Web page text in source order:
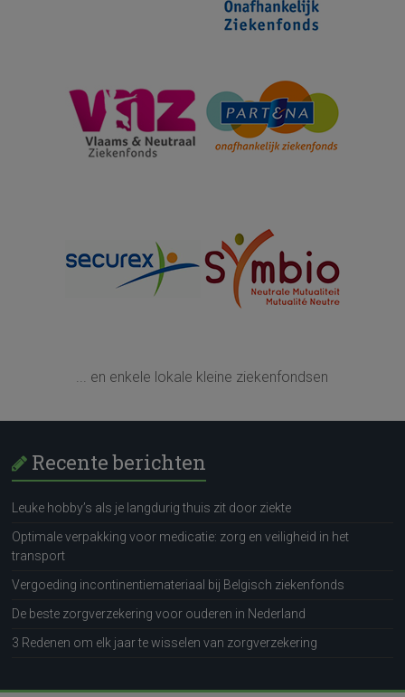
... en enkele lokale kleine ziekenfondsen
Recente berichten
Leuke hobby’s als je langdurig thuis zit door ziekte
Optimale verpakking voor medicatie: zorg en veiligheid in het
transport
Vergoeding incontinentiemateriaal bij Belgisch ziekenfonds
De beste zorgverzekering voor ouderen in Nederland
3 Redenen om elk jaar te wisselen van zorgverzekering